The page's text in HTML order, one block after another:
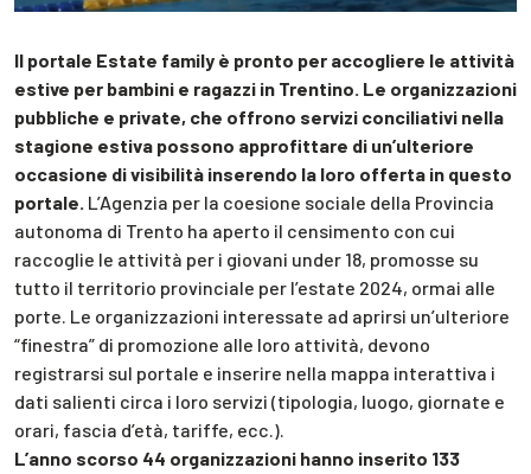
Il portale Estate family è pronto per accogliere le attività
estive per bambini e ragazzi in Trentino. Le organizzazioni
pubbliche e private, che offrono servizi conciliativi nella
stagione estiva possono approfittare di un’ulteriore
occasione di visibilità inserendo la loro offerta in questo
portale. L’Agenzia per la coesione sociale della Provincia
autonoma di Trento ha aperto il censimento con cui
raccoglie le attività per i giovani under 18, promosse su
tutto il territorio provinciale per l’estate 2024, ormai alle
porte. Le organizzazioni interessate ad aprirsi un’ulteriore
“finestra” di promozione alle loro attività, devono
registrarsi sul portale e inserire nella mappa interattiva i
dati salienti circa i loro servizi (tipologia, luogo, giornate e
orari, fascia d’età, tariffe, ecc.).
L’anno scorso 44 organizzazioni hanno inserito 133